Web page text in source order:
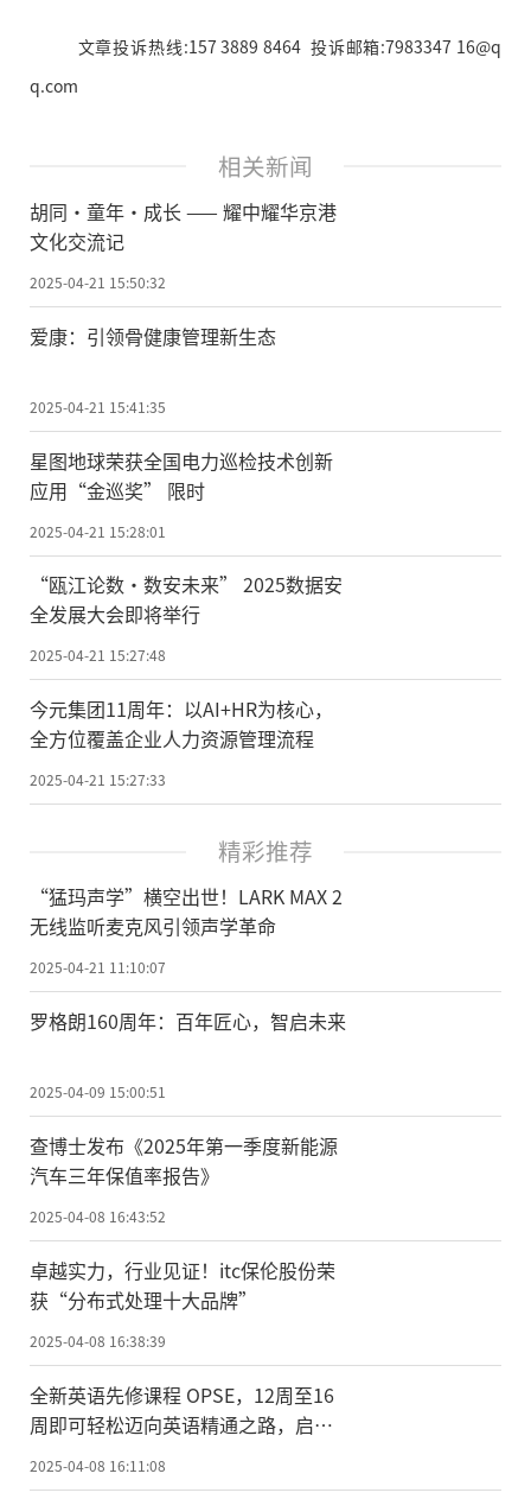
文章投诉热线:157 3889 8464 投诉邮箱:7983347 16@q
q.com
相关新闻
胡同・童年・成长 —— 耀中耀华京港
文化交流记
2025-04-21 15:50:32
爱康：引领骨健康管理新生态
2025-04-21 15:41:35
星图地球荣获全国电力巡检技术创新
应用“金巡奖” 限时
2025-04-21 15:28:01
“瓯江论数·数安未来” 2025数据安
全发展大会即将举行
2025-04-21 15:27:48
今元集团11周年：以AI+HR为核心，
全方位覆盖企业人力资源管理流程
2025-04-21 15:27:33
精彩推荐
“猛玛声学”横空出世！LARK MAX 2
无线监听麦克风引领声学革命
2025-04-21 11:10:07
罗格朗160周年：百年匠心，智启未来
2025-04-09 15:00:51
查博士发布《2025年第一季度新能源
汽车三年保值率报告》
2025-04-08 16:43:52
卓越实力，行业见证！itc保伦股份荣
获“分布式处理十大品牌”
2025-04-08 16:38:39
全新英语先修课程 OPSE，12周至16
周即可轻松迈向英语精通之路，启程
2025-04-08 16:11:08